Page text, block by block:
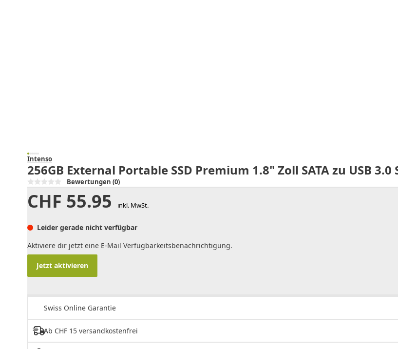
Intenso
256GB External Portable SSD Premium 1.8" Zoll SATA zu USB
Bewertungen (0)
CHF 55.95 inkl. MwSt.
Leider gerade nicht verfügbar
Aktiviere dir jetzt eine E-Mail Verfügbarkeitsbenachrichtigung.
Jetzt aktivieren
Swiss Online Garantie
Ab CHF 15 versandkostenfrei